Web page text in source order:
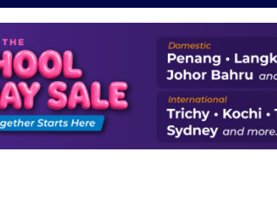
மக்கள்